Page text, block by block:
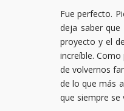
Fue perfecto.
deja saber
proyecto y el
increíble.
de volvernos
de lo que más
que siempre se